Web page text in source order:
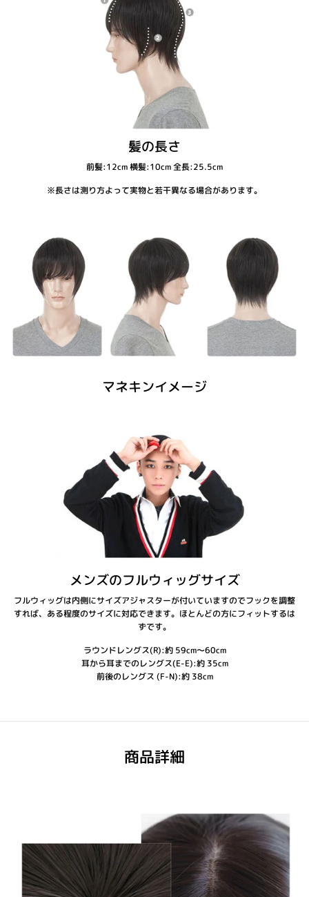
髪の長さ
前髪:12cm 横髪:10cm 全長:25.5cm
※長さは測り方よって実物と若干異なる場合があります。
マネキンイメージ
メンズのフルウィッグサイズ
フルウィッグは内側にサイズアジャスターが付いていますのでフックを調整
すれば、ある程度のサイズに対応できます。ほとんどの方にフィットするは
ずです。
ラウンドレングス(R):約 59cm～60cm
耳から耳までのレングス(E-E):約 35cm
前後のレングス (F-N):約 38cm
商品詳細